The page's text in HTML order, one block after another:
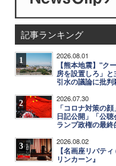
記事ランキング
1 2026.08.01
【熊本地震】"ク
房を設置しろ」
引水の議論に批判
2 2026.07.30
「コロナ対策の
日記公開」「公
ランプ政権の最
3 2026.08.02
【名画座リバテ
リンカーン』